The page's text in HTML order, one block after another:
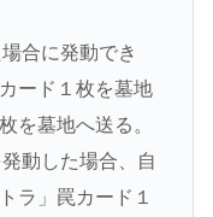
合に発動でき
ード１枚を墓地
を墓地へ送る。
動した場合、自
ラ」罠カード１